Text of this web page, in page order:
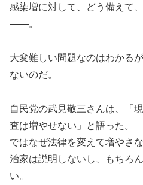
感染増に対して、どう備えて
――。
大変難しい問題なのはわかる
ないのだ。
自民党の武見敬三さんは、「
査は増やせない」と語った。
ではなぜ法律を変えて増やさ
治家は説明しないし、もちろ
い。